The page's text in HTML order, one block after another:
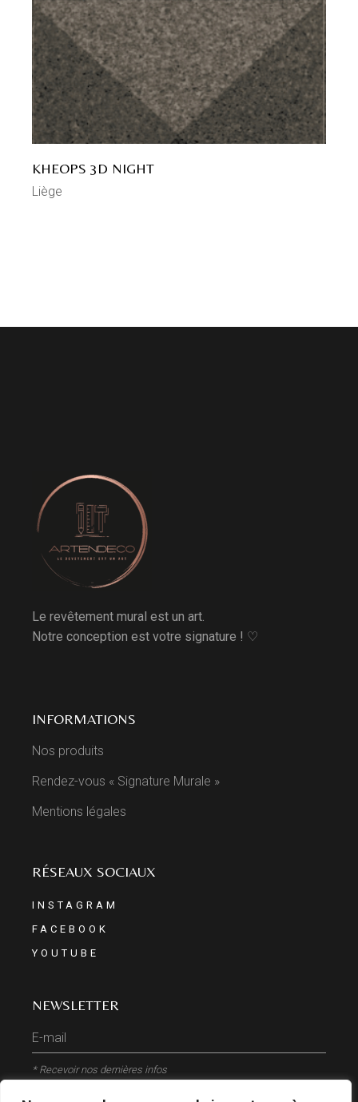
KHEOPS 3D NIGHT
Liège
Le revêtement mural est un art.
Notre conception est votre signature ! ♡
INFORMATIONS
Nos produits
Rendez-vous « Signature Murale »
Mentions légales
RÉSEAUX SOCIAUX
INSTAGRAM
FACEBOOK
YOUTUBE
NEWSLETTER
* Recevoir nos dernières infos